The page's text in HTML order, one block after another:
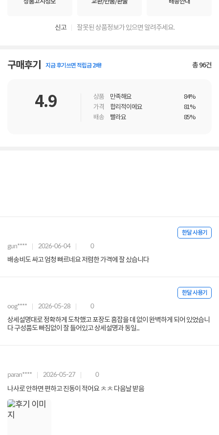
신고 잘못된 상품정보가 있으면 알려주세요.
구매후기 지금 후기쓰면 적립금 2배! 총96건
4.9 상품 만족해요
84%
가격
합리적이에요
81%
배송
빨라요 85%
한달 사용기
gun**** 2026-06-04 0
배송비도 싸고 엄청 빠르네요 저렴한 가격에 잘 샀습니다
한달 사용기
oog**** 2026-05-28 0
상세설명대로 정확하게 도착했고 포장도 흠잡을 데 없이 완벽하게 되어 있었습니
다 구성품도 빠짐없이 잘 들어있고 상세설명과 동일...
paran**** 2026-05-27 0
나사로 안하면 편하고 진동이 적어요 ㅊㅊ 다음날 받음